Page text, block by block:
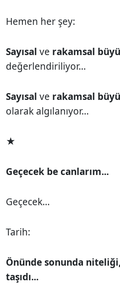
Hemen her şey:
Sayısal ve rakamsal
değerlendiriliyor...
Sayısal ve rakamsal
olarak algılanıyor...
★
Geçecek be canlarım...
Geçecek...
Tarih:
Önünde sonunda
taşıdı...